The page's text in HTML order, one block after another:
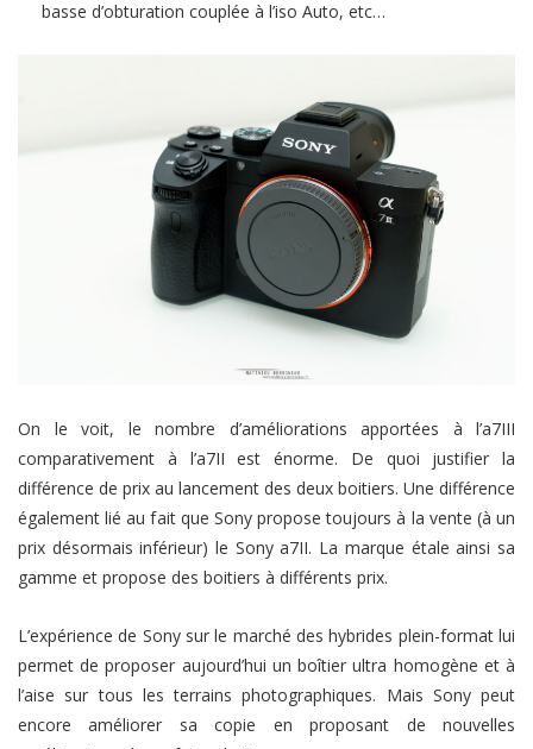
basse d’obturation couplée à l’iso Auto, etc…
On le voit, le nombre d’améliorations apportées à l’a7III
comparativement à l’a7II est énorme. De quoi justifier la
différence de prix au lancement des deux boitiers. Une différence
également lié au fait que Sony propose toujours à la vente (à un
prix désormais inférieur) le Sony a7II. La marque étale ainsi sa
gamme et propose des boitiers à différents prix.
L’expérience de Sony sur le marché des hybrides plein-format lui
permet de proposer aujourd’hui un boîtier ultra homogène et à
l’aise sur tous les terrains photographiques. Mais Sony peut
encore améliorer sa copie en proposant de nouvelles